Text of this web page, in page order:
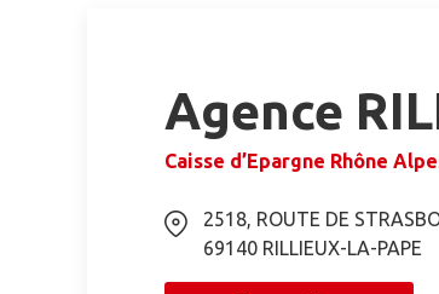
Agence
Caisse d’Epargne Rhône
2518, ROUTE DE
69140 RILLIEUX-LA-PAPE